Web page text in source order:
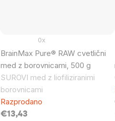
BrainMax Pure® RAW cvetlični
med z borovnicami, 500 g
SUROVI med z liofiliziranimi
borovnicami
0x
Razprodano
€13,43